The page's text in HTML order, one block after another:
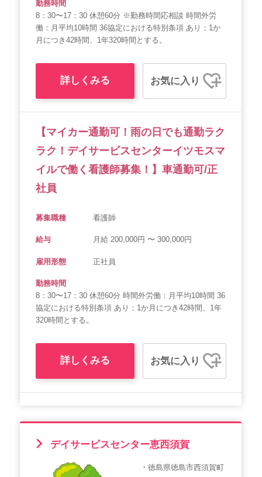
勤務時間
8：30〜17：30 休憩60分 ※勤務時間応相談 時間外労
働：月平均10時間 36協定における特別条項 あり：1か
月につき42時間、1年320時間とする。
詳しくみる お気に入り
【マイカー通勤可！雨の日でも通勤ラク
ラク！デイサービスセンターイツモスマ
イルで働く看護師募集！】車通勤可/正
社員
募集職種 看護師
給与 月給 200,000円 〜 300,000円
雇用形態 正社員
勤務時間
8：30〜17：30 休憩60分 時間外労働：月平均10時間 36
協定における特別条項 あり：1か月につき42時間、1年
320時間とする。
詳しくみる お気に入り
デイサービスセンター恵西須賀
・徳島県徳島市西須賀町